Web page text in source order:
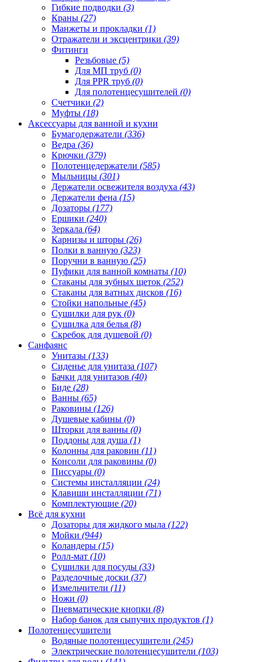
Гибкие подводки (3)
Краны (27)
Манжеты и прокладки (1)
Отражатели и эксцентрики (39)
Фитинги
Резьбовые (5)
Для МП труб (0)
Для PPR труб (0)
Для полотенцесушителей (0)
Счетчики (2)
Муфты (18)
Аксессуары для ванной и кухни
Бумагодержатели (336)
Ведра (36)
Крючки (379)
Полотенцедержатели (585)
Мыльницы (301)
Держатели освежителя воздуха (43)
Держатели фена (15)
Дозаторы (177)
Ершики (240)
Зеркала (64)
Карнизы и шторы (26)
Полки в ванную (323)
Поручни в ванную (25)
Пуфики для ванной комнаты (10)
Стаканы для зубных щеток (252)
Стаканы для ватных дисков (16)
Стойки напольные (45)
Сушилки для рук (0)
Сушилка для белья (8)
Скребок для душевой (0)
Санфаянс
Унитазы (133)
Сиденье для унитаза (107)
Бачки для унитазов (40)
Биде (28)
Ванны (65)
Раковины (126)
Душевые кабины (0)
Шторки для ванны (0)
Поддоны для душа (1)
Колонны для раковин (11)
Консоли для раковины (0)
Писсуары (0)
Системы инсталляции (24)
Клавиши инсталляции (71)
Комплектующие (20)
Всё для кухни
Дозаторы для жидкого мыла (122)
Мойки (944)
Коландеры (15)
Ролл-мат (10)
Сушилки для посуды (33)
Разделочные доски (37)
Измельчители (11)
Ножи (0)
Пневматические кнопки (8)
Набор банок для сыпучих продуктов (1)
Полотенцесушители
Водяные полотенцесушители (245)
Электрические полотенцесушители (103)